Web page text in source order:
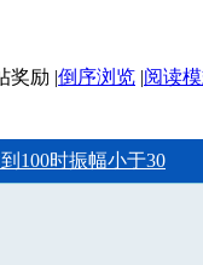
|倒序浏览 |阅读
100时振幅小于30